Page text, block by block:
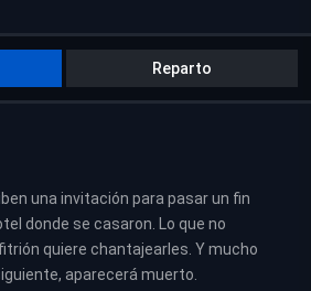
Reparto
una invitación para pasar un fin
donde se casaron. Lo que no
quiere chantajearles. Y mucho
aparecerá muerto.